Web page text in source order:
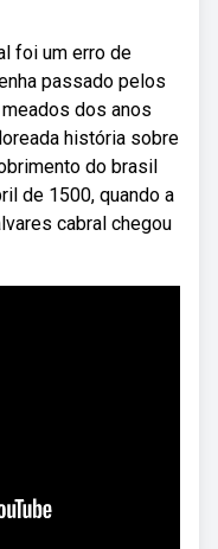
foi um erro de
passado pelos
dos anos
história sobre
do brasil
de 1500, quando a
cabral chegou